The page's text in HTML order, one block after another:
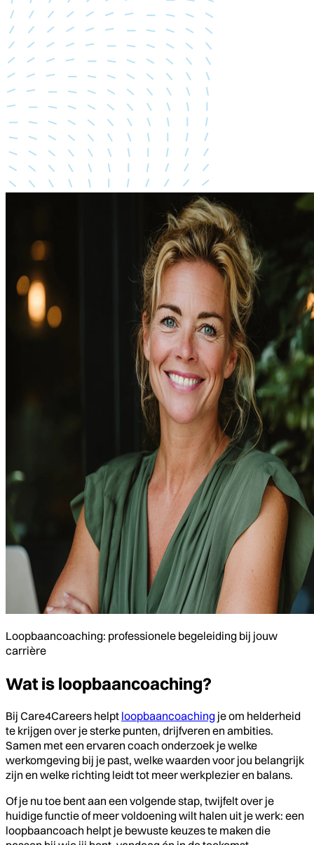
Loopbaancoaching: professionele begeleiding bij jouw
carrière
Wat is loopbaancoaching?
Bij Care4Careers helpt loopbaancoaching je om helderheid
te krijgen over je sterke punten, drijfveren en ambities.
Samen met een ervaren coach onderzoek je welke
werkomgeving bij je past, welke waarden voor jou belangrijk
zijn en welke richting leidt tot meer werkplezier en balans.
Of je nu toe bent aan een volgende stap, twijfelt over je
huidige functie of meer voldoening wilt halen uit je werk: een
loopbaancoach helpt je bewuste keuzes te maken die